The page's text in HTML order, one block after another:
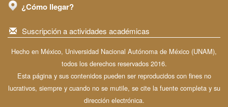
¿Cómo llegar?
Suscripción a actividades académicas
Hecho en México, Universidad Nacional Autónoma de México (UNAM),
todos los derechos reservados 2016.
Esta página y sus contenidos pueden ser reproducidos con fines no
lucrativos, siempre y cuando no se mutile, se cite la fuente completa y su
dirección electrónica.